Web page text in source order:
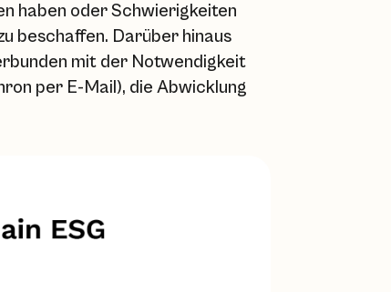
haben oder Schwierigkeiten
beschaffen. Darüber hinaus
mit der Notwendigkeit
per E-Mail), die Abwicklung